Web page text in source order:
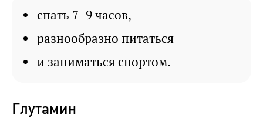
спать 7–9 часов,
разнообразно питаться
и заниматься спортом.
Глутамин